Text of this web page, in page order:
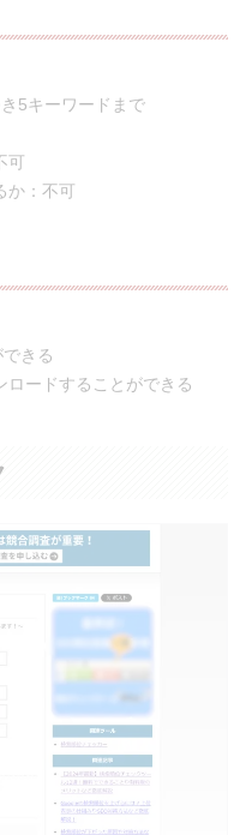
5キーワードまで
可
か：不可
きる
ロードすることができる